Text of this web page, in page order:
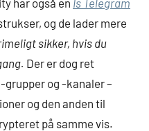
har også en Is Telegram
og de lader mere
sikker, hvis du
Der er dog ret
og -kanaler –
og den anden til
på samme vis.